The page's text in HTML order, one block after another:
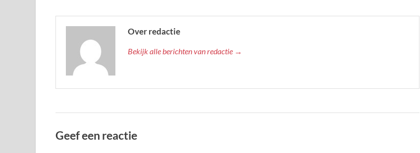
Over redactie
Bekijk alle berichten van redactie →
Geef een reactie